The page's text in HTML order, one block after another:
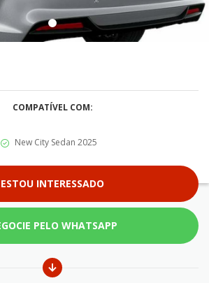
COMPATÍVEL COM:
New City Sedan 2025
ESTOU INTERESSADO
PELO WHATSAPP